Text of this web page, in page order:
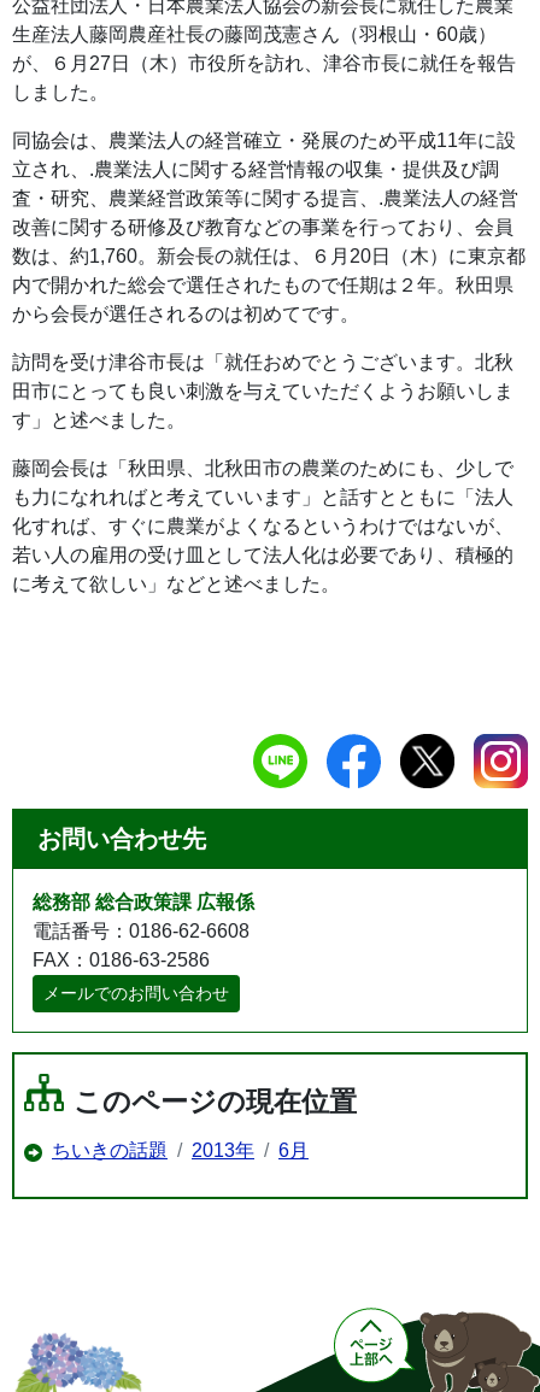
公益社団法人・日本農業法人協会の新会長に就任した農業
生産法人藤岡農産社長の藤岡茂憲さん（羽根山・60歳）
が、６月27日（木）市役所を訪れ、津谷市長に就任を報告
しました。
同協会は、農業法人の経営確立・発展のため平成11年に設
立され、.農業法人に関する経営情報の収集・提供及び調
査・研究、農業経営政策等に関する提言、.農業法人の経営
改善に関する研修及び教育などの事業を行っており、会員
数は、約1,760。新会長の就任は、６月20日（木）に東京都
内で開かれた総会で選任されたもので任期は２年。秋田県
から会長が選任されるのは初めてです。
訪問を受け津谷市長は「就任おめでとうございます。北秋
田市にとっても良い刺激を与えていただくようお願いしま
す」と述べました。
藤岡会長は「秋田県、北秋田市の農業のためにも、少しで
も力になれればと考えていいます」と話すとともに「法人
化すれば、すぐに農業がよくなるというわけではないが、
若い人の雇用の受け皿として法人化は必要であり、積極的
に考えて欲しい」などと述べました。
お問い合わせ先
総務部 総合政策課 広報係
電話番号：0186-62-6608
FAX：0186-63-2586
メールでのお問い合わせ
このページの現在位置
ちいきの話題 2013年 6月